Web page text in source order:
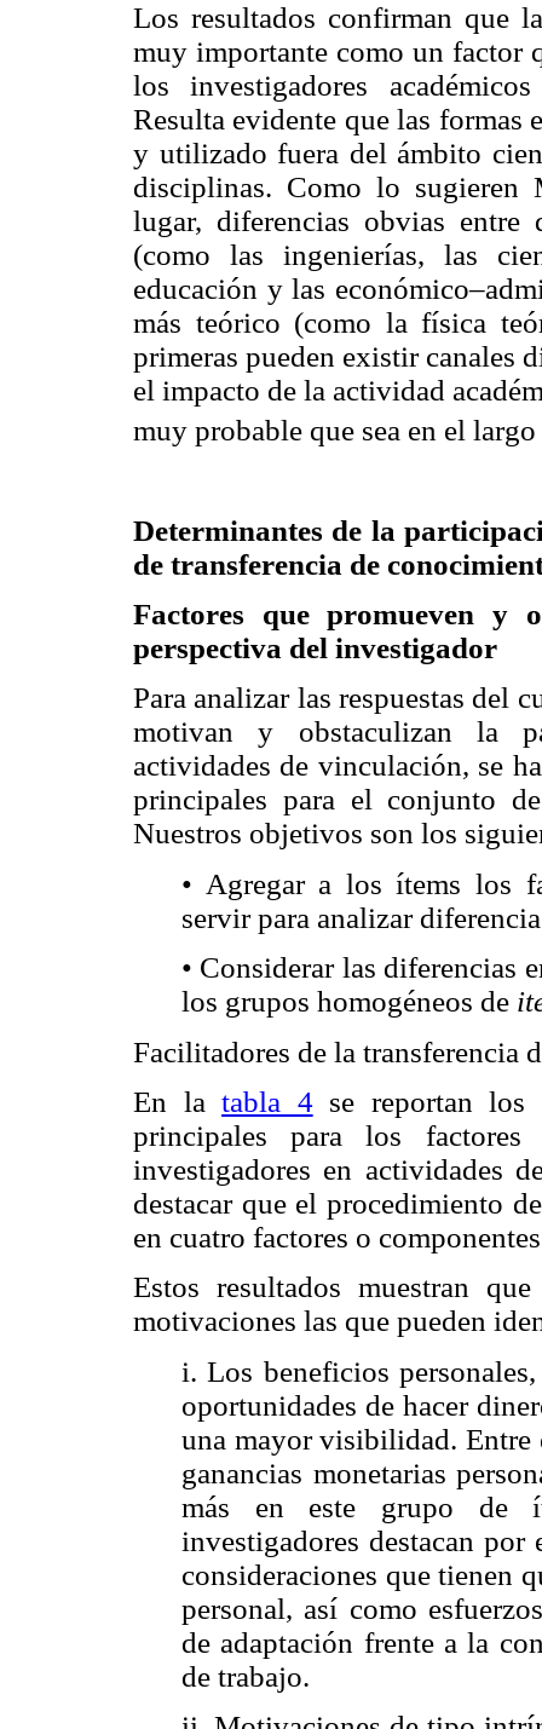
Los resultados confirman que
muy importante como un factor
los investigadores
Resulta evidente que las formas
y utilizado fuera del ámbito
disciplinas. Como lo
lugar, diferencias obvias
(como las ingenierías, las
educación y las
más teórico (como la física
primeras pueden existir canales
el impacto de la actividad
muy probable que sea en el
Determinantes de la
de transferencia de
Factores que promueven y
perspectiva del investigador
Para analizar las respuestas del
motivan y obstaculizan la
actividades de vinculación, se
principales para el conjunto
Nuestros objetivos son los
• Agregar a los ítems los
servir para analizar
• Considerar las diferencias
los grupos homogéneos de
Facilitadores de la transferencia
En latabla 4se reportan los
principales para los
investigadores en actividades
destacar que el procedimiento
en cuatro factores o
Estos resultados muestran
motivaciones las que pueden
i. Los beneficios
oportunidades de hacer
una mayor visibilidad. Entre
ganancias monetarias
más en este grupo de
investigadores destacan
consideraciones que tienen
personal, así como
de adaptación frente a la
de trabajo.